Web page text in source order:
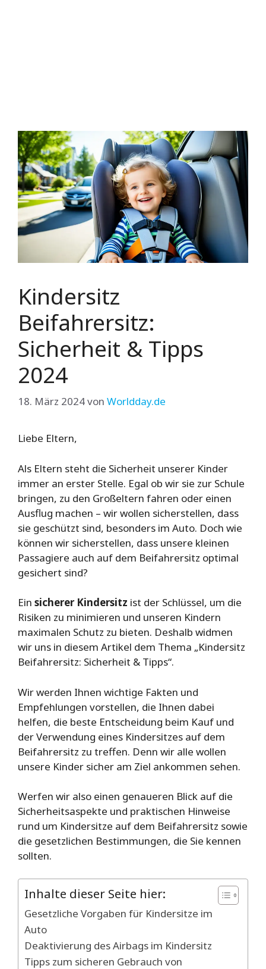
Kindersitz
Beifahrersitz:
Sicherheit & Tipps
2024
18. März 2024von Worldday.de
Liebe Eltern,
Als Eltern steht die Sicherheit unserer Kinder
immer an erster Stelle. Egal ob wir sie zur Schule
bringen, zu den Großeltern fahren oder einen
Ausflug machen – wir wollen sicherstellen, dass
sie geschützt sind, besonders im Auto. Doch wie
können wir sicherstellen, dass unsere kleinen
Passagiere auch auf dem Beifahrersitz optimal
gesichert sind?
Ein sicherer Kindersitz ist der Schlüssel, um die
Risiken zu minimieren und unseren Kindern
maximalen Schutz zu bieten. Deshalb widmen
wir uns in diesem Artikel dem Thema „Kindersitz
Beifahrersitz: Sicherheit & Tipps“.
Wir werden Ihnen wichtige Fakten und
Empfehlungen vorstellen, die Ihnen dabei
helfen, die beste Entscheidung beim Kauf und
der Verwendung eines Kindersitzes auf dem
Beifahrersitz zu treffen. Denn wir alle wollen
unsere Kinder sicher am Ziel ankommen sehen.
Werfen wir also einen genaueren Blick auf die
Sicherheitsaspekte und praktischen Hinweise
rund um Kindersitze auf dem Beifahrersitz sowie
die gesetzlichen Bestimmungen, die Sie kennen
sollten.
Inhalte dieser Seite hier:
Gesetzliche Vorgaben für Kindersitze im
Auto
Deaktivierung des Airbags im Kindersitz
Tipps zum sicheren Gebrauch von